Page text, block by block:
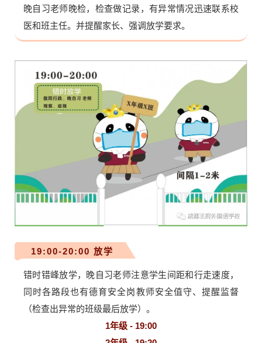
晚自习老师晚检，检查做记录，有异常情况迅速联系校
医和班主任。并提醒家长、强调放学要求。
19:00-20:00 放学
错时错峰放学，晚自习老师注意学生间距和行走速度，
同时各路段也有德育安全岗教师安全值守、提醒监督
（检查出异常的班级最后放学）。
1年级 - 19:00